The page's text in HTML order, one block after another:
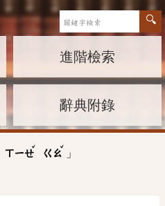
進階檢索
辭典附錄
ㄒㄧㄝ
ˇ
ㄍㄠ
ˇ
」